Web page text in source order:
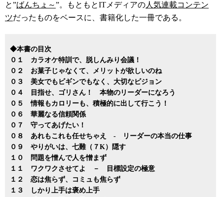
と”ばんちょ～”。もともとITメディアの人気連載コンテン
ツだったものをベースに、書籍化した一冊である。
◆本書の目次
０１ カラオケ特訓で、脱しんみり会議！
０２ お菓子じゃなくて、メリットが欲しいのね
０３ 美女でもビギンでもなく、大切なビジョン
０４ 目指せ、ゴリさん！ 本物のリーダーになろう
０５ 情報もカロリーも、積極的に出して行こう！
０６ 華麗なる信頼関係
０７ 守ってあげたい！
０８ あれもこれも任せちゃえ - リーダーの本当の仕事
０９ やりがいは、七難（７K）隠す
１０ 問題を憎んで人を憎まず
１１ ワクワクさせてよ － 目標設定の極意
１２ 恋は焦らず、コミュも焦らず
１３ しかり上手は褒め上手